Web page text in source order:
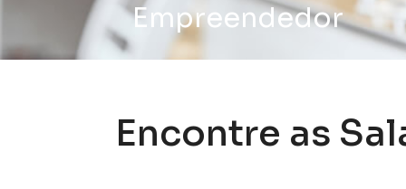
Empreendedor
Encontre as